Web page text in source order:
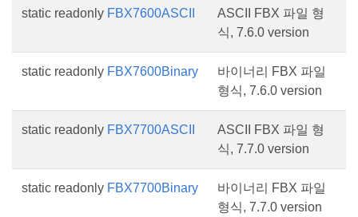
static readonly FBX7600ASCII
ASCII FBX 파일 형
식, 7.6.0 version
static readonly FBX7600Binary
바이너리 FBX 파일
형식, 7.6.0 version
static readonly FBX7700ASCII
ASCII FBX 파일 형
식, 7.7.0 version
static readonly FBX7700Binary
바이너리 FBX 파일
형식, 7.7.0 version